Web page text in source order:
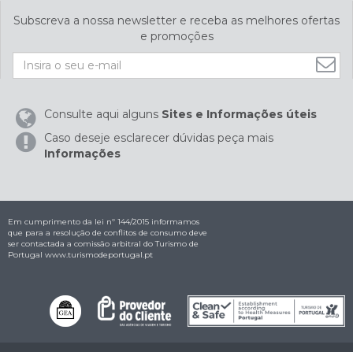
Subscreva a nossa newsletter e receba as melhores ofertas
e promoções
Consulte aqui alguns Sites e Informações úteis
Caso deseje esclarecer dúvidas peça mais
Informações
Em cumprimento da lei nº 144/2015 informamos
que para a resolução de conflitos de consumo deve
ser contactada a comissão arbitral do Turismo de
Portugal www.turismodeportugal.pt